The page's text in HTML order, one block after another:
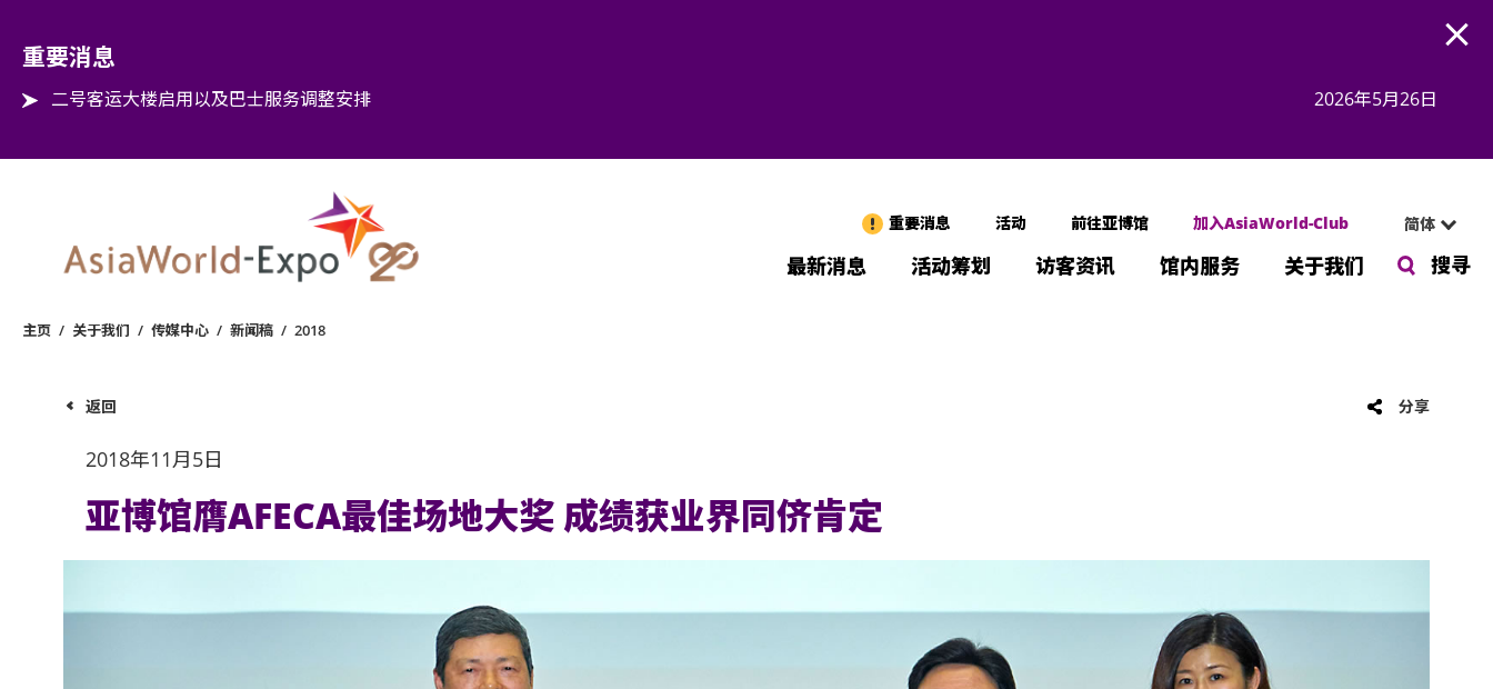
重要消息
二号客运大楼启用以及巴士服务调整安排 2026年5月26日
重要消息 活动 前往亚博馆 加入AsiaWorld-Club 简体
最新消息 活动筹划 访客资讯 馆内服务 关于我们 搜寻
主页 / 关于我们 / 传媒中心 / 新闻稿 / 2018
返回 分享
2018年11月5日
亚博馆膺AFECA最佳场地大奖 成绩获业界同侪肯定